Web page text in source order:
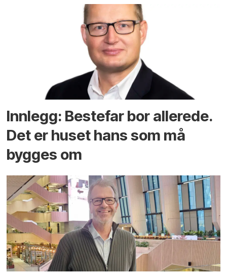
Innlegg: Bestefar bor allerede.
Det er huset hans som må
bygges om